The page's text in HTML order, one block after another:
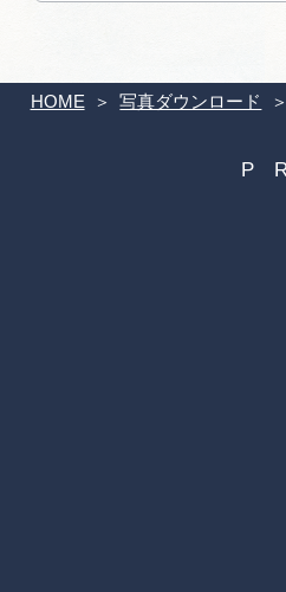
HOME 写真ダウンロード